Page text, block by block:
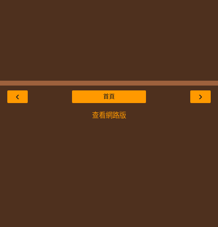
‹ ›
首頁
查看網路版